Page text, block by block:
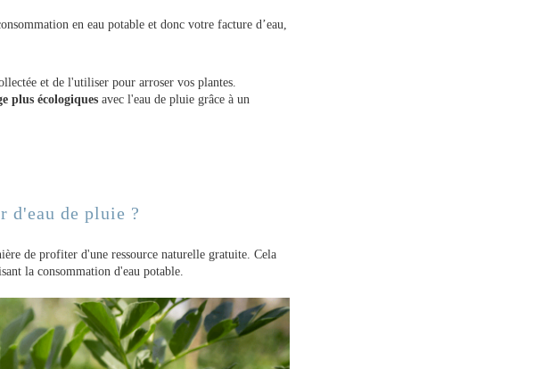
en eau potable et donc votre facture d’eau,
et de l'utiliser pour arroser vos plantes.
plus écologiques avec l'eau de pluie grâce à un
d'eau de pluie ?
de profiter d'une ressource naturelle gratuite. Cela
la consommation d'eau potable.